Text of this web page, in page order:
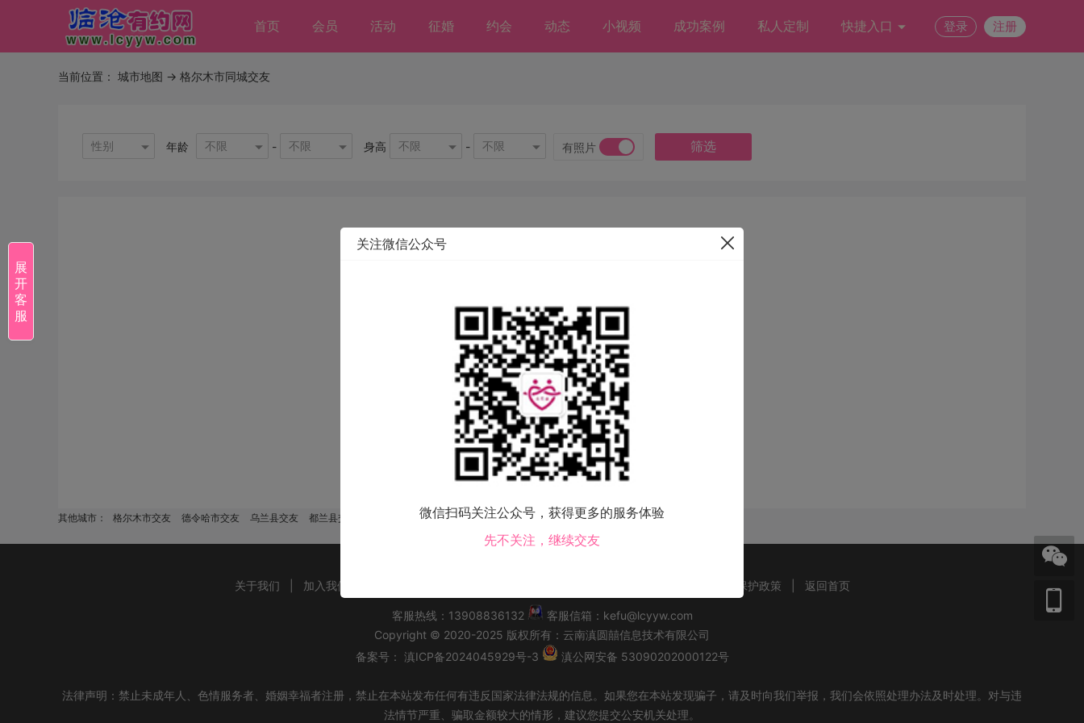
首页 会员 活动 征婚 约会 动态 小视频 成功案例 私人定制 快捷入口 登录 注册
当前位置： 城市地图 -> 格尔木市同城交友
性别 年龄 不限 - 不限 身高 不限 - 不限 有照片 筛选
该地区没有会员，换个城市试试！
其他城市： 格尔木市交友 德令哈市交友 乌兰县交友 都兰县交友 大柴旦行政委员会交友 冷湖行政委员会交友 茫崖行政委员会交友
关于我们 加入我们 个人信息保护政策 返回首页
客服热线：13908836132
客服信箱：kefu@lcyyw.com
Copyright © 2020-2025 版权所有： 云南滇圆囍信息技术有限公司
备案号： 滇ICP备2024045929号-3 滇公网安备 53090202000122号
法律声明：禁止未成年人、色情服务者、婚姻幸福者注册，禁止在本站发布任何有违反国家法律法规的信息。如果您在本站发现骗子，请及时向我们举报，我们会依照处理办法及时处理。对与违
法情节严重、骗取金额较大的情形，建议您提交公安机关处理。
展
开
客
服
关注微信公众号
微信扫码关注公众号，获得更多的服务体验
先不关注，继续交友